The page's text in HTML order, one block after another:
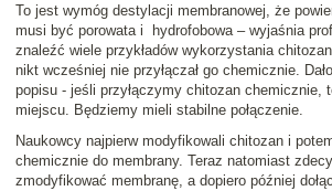
To jest wymóg destylacji membranowej, że
musi być porowata i hydrofobowa – wyjaśnia
znaleźć wiele przykładów wykorzystania
nikt wcześniej nie przyłączał go chemicznie.
popisu - jeśli przyłączymy chitozan chemicznie,
miejscu. Będziemy mieli stabilne połączenie.
Naukowcy najpierw modyfikowali chitozan i
chemicznie do membrany. Teraz natomiast
zmodyfikować membranę, a dopiero później